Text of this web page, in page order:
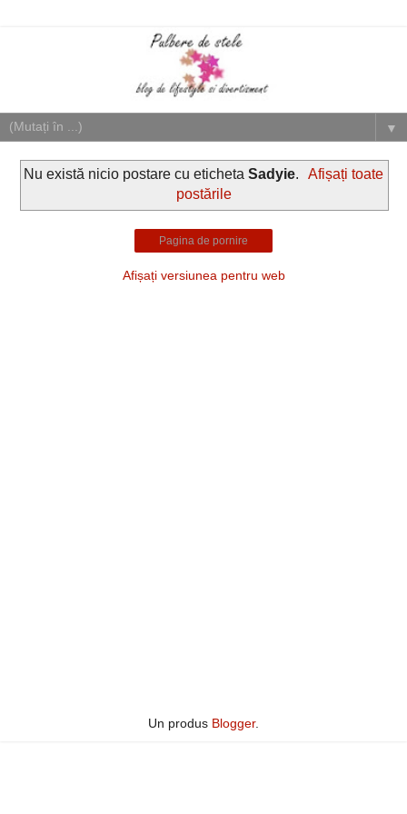
▼
Nu există nicio postare cu eticheta Sadyie.
Afișați toate
postările
Pagina de pornire
Afișați versiunea pentru web
Un produs Blogger.